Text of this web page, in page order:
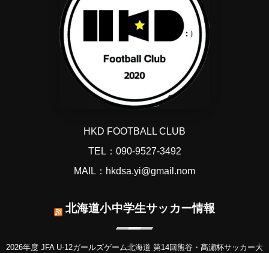
HKD FOOTBALL CLUB
TEL：090-9527-3492
MAIL：hkdsa.yi@gmail.nom
北海道小中学生サッカー情報
2026年度 JFA U-12ガールズゲーム北海道 第14回熊谷・髙瀬杯サッカー大